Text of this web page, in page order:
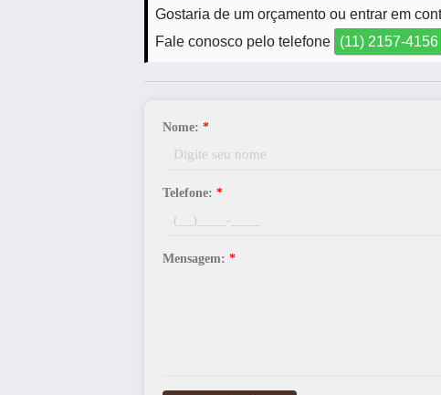
Gostaria de um orçamento ou entrar em
Fale conosco pelo telefone
(11) 2157-4156
Nome: *
Telefone: *
Mensagem: *